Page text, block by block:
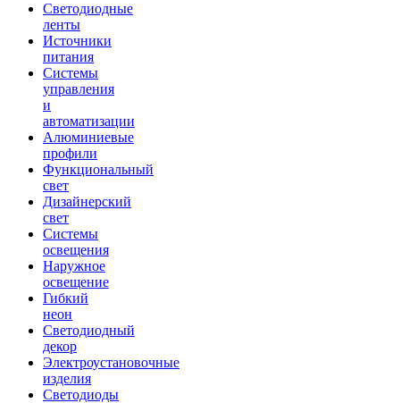
Светодиодные
ленты
Источники
питания
Системы
управления
и
автоматизации
Алюминиевые
профили
Функциональный
свет
Дизайнерский
свет
Системы
освещения
Наружное
освещение
Гибкий
неон
Светодиодный
декор
Электроустановочные
изделия
Светодиоды